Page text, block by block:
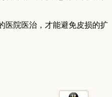
医院医治，才能避免皮损的扩